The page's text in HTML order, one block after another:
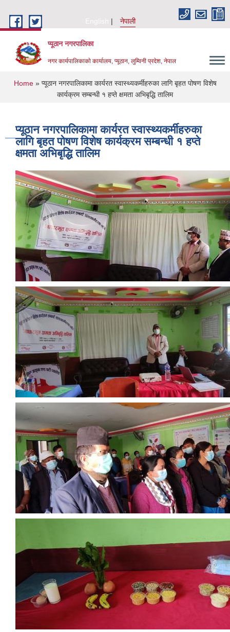
English
नेपाली
प्यूठान नगरपालिका
नगर कार्यपालिकाकाे कार्यालय, प्यूठान, लुम्विनी प्रदेश, नेपाल
You are here
Home» प्यूठान नगरपालिकामा कार्यरत स्वास्थ्यकर्मीहरुका लागि बृहत पोषण विशेष
कार्यक्रम सम्बन्धी १ हप्ते क्षमता अभिबृद्धि तालिम
प्यूठान नगरपालिकामा कार्यरत स्वास्थ्यकर्मीहरुका
लागि बृहत पोषण विशेष कार्यक्रम सम्बन्धी १ हप्ते
क्षमता अभिबृद्धि तालिम